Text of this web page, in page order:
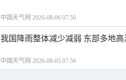
中国天气网 2026-08-06 07:50
我国降雨整体减少减弱 东部多地
中国天气网 2026-08-05 07:56